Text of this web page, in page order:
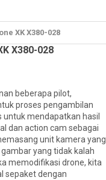
XK X380-028
X380-028
beberapa pilot,
proses pengambilan
mendapatkan hasil
dan action cam sebagai
unit kamera yang
yang tidak kalah
memodifikasi drone, kita
sepaket dengan